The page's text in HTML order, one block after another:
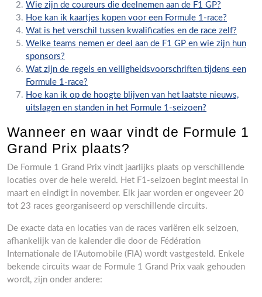
Wie zijn de coureurs die deelnemen aan de F1 GP?
Hoe kan ik kaartjes kopen voor een Formule 1-race?
Wat is het verschil tussen kwalificaties en de race zelf?
Welke teams nemen er deel aan de F1 GP en wie zijn hun
sponsors?
Wat zijn de regels en veiligheidsvoorschriften tijdens een
Formule 1-race?
Hoe kan ik op de hoogte blijven van het laatste nieuws,
uitslagen en standen in het Formule 1-seizoen?
Wanneer en waar vindt de Formule 1
Grand Prix plaats?
De Formule 1 Grand Prix vindt jaarlijks plaats op verschillende
locaties over de hele wereld. Het F1-seizoen begint meestal in
maart en eindigt in november. Elk jaar worden er ongeveer 20
tot 23 races georganiseerd op verschillende circuits.
De exacte data en locaties van de races variëren elk seizoen,
afhankelijk van de kalender die door de Fédération
Internationale de l’Automobile (FIA) wordt vastgesteld. Enkele
bekende circuits waar de Formule 1 Grand Prix vaak gehouden
wordt, zijn onder andere: